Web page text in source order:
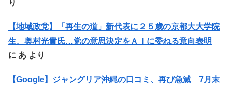
り
【地域政党】「再生の道」新代表に２５歳の京都大大学院
生、奥村光貴氏…党の意思決定をＡＩに委ねる意向表明
に あ より
【Google】ジャングリア沖縄の口コミ、再び急減 7月末